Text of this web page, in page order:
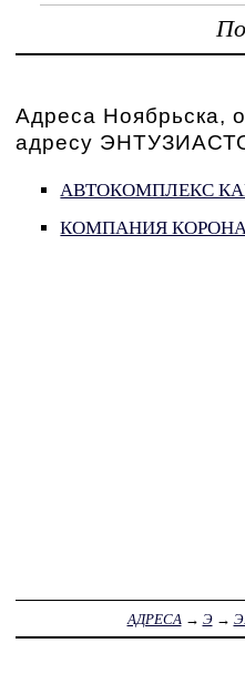
Адреса Ноябрьска,
адресу
АВТОКОМПЛЕКС
КОМПАНИЯ
АДРЕСА → Э→